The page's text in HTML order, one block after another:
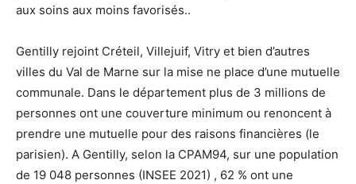
aux soins aux moins favorisés..
Gentilly rejoint Créteil, Villejuif, Vitry et bien d’autres
villes du Val de Marne sur la mise ne place d’une mutuelle
communale. Dans le département plus de 3 millions de
personnes ont une couverture minimum ou renoncent à
prendre une mutuelle pour des raisons financières (le
parisien). A Gentilly, selon la CPAM94, sur une population
de 19 048 personnes (INSEE 2021) , 62 % ont une